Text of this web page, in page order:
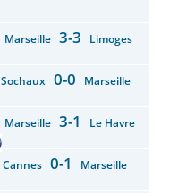
Marseille 3-3 Limoges
Sochaux 0-0 Marseille
Marseille 3-1 Le Havre
Cannes 0-1 Marseille